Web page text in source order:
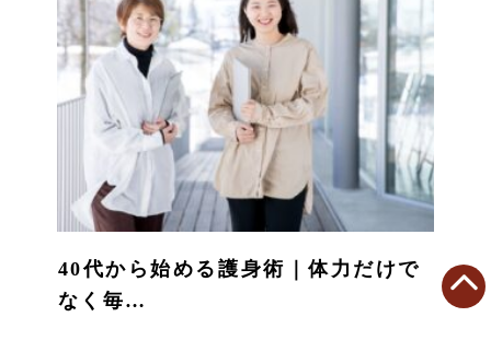
40代から始める護身術｜体力だけで
なく毎…